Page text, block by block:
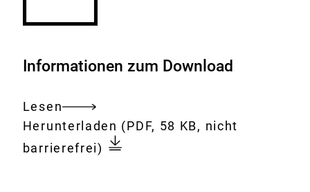
Informationen zum Download
Lesen
Gesamtes
Dokument
Download:
Herunterladen DHA
und
(PDF, 58 KB, nicht
barrierefrei)